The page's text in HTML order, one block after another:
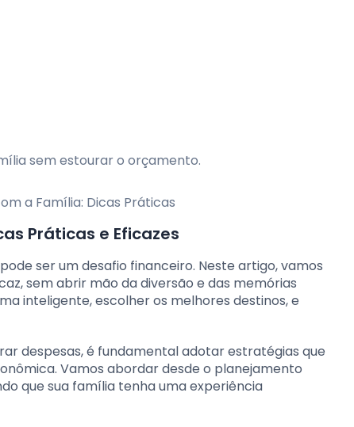
sem estourar o orçamento.
Práticas e Eficazes
ser um desafio financeiro. Neste artigo, vamos
sem abrir mão da diversão e das memórias
inteligente, escolher os melhores destinos, e
despesas, é fundamental adotar estratégias que
Vamos abordar desde o planejamento
que sua família tenha uma experiência